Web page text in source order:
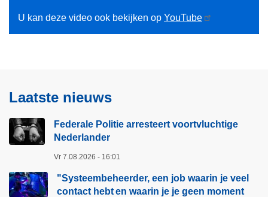
U kan deze video ook bekijken op YouTube
Laatste nieuws
Federale Politie arresteert voortvluchtige
Nederlander
Vr 7.08.2026 - 16:01
"Systeembeheerder, een job waarin je veel
contact hebt en waarin je je geen moment